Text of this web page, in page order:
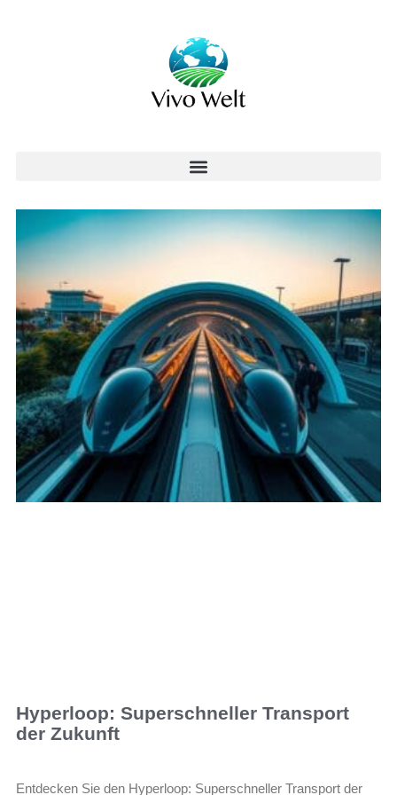
Hyperloop: Superschneller Transport
der Zukunft
Entdecken Sie den Hyperloop: Superschneller Transport der